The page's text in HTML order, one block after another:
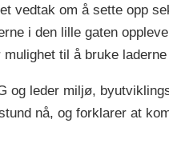
vedtak om å sette opp
i den lille gaten
til å bruke
og leder miljø,
nå, og forklarer at